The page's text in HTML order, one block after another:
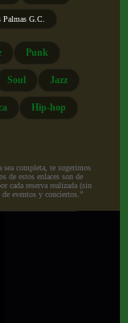
Palmas G.C.
Punk
Soul Jazz
Hip-hop
sea completa, te sugerimos
de estos enlaces son de
cada reserva realizada (sin
eventos y conciertos.”